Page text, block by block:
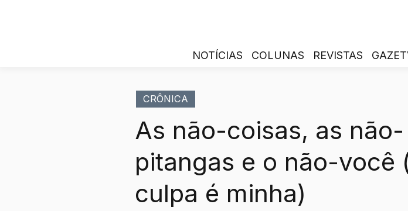
NOTÍCIAS COLUNAS REVISTAS
CRÔNICA
As não-coisas, as não-
pitangas e o não-você
culpa é minha)